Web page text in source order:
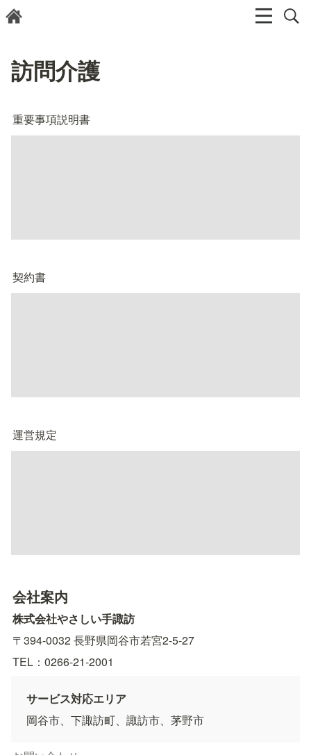
訪問介護
重要事項説明書
契約書
運営規定
会社案内
株式会社やさしい手諏訪
〒394-0032 長野県岡谷市若宮2-5-27
TEL：0266-21-2001
サービス対応エリア
岡谷市、下諏訪町、諏訪市、茅野市